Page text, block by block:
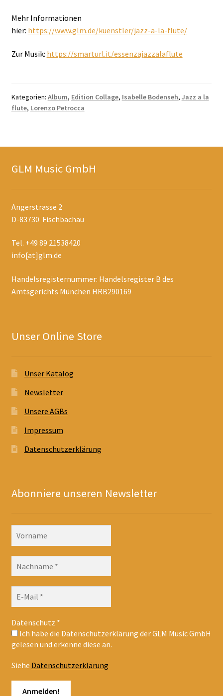
Mehr Informationen
hier: https://www.glm.de/kuenstler/jazz-a-la-flute/
Zur Musik: https://smarturl.it/essenzajazzalaflute
Kategorien: Album, Edition Collage, Isabelle Bodenseh, Jazz a la
flute, Lorenzo Petrocca
GLM Music GmbH
Angerstrasse 2
D-83730 Fischbachau
Tel. +49 89 21538420
info[at]glm.de
Handelsregisternummer: Handelsregister B des
Amtsgerichts München HRB290169
Unser Online Store
Unser Katalog
Newsletter
Unsere AGBs
Impressum
Datenschutzerklärung
Abonniere unseren Newsletter
Datenschutz *
Ich habe die Datenschutzerklärung der GLM Music GmbH
gelesen und erkenne diese an.
Siehe Datenschutzerklärung